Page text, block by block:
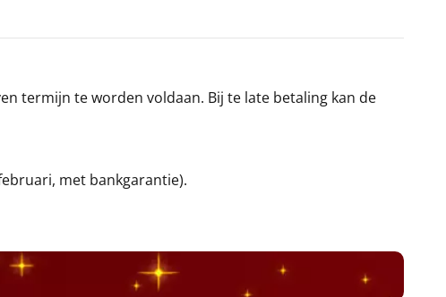
termijn te worden voldaan. Bij te late betaling kan de
met bankgarantie).